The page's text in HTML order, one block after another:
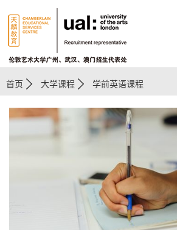
首页 大学课程 学前英语课程